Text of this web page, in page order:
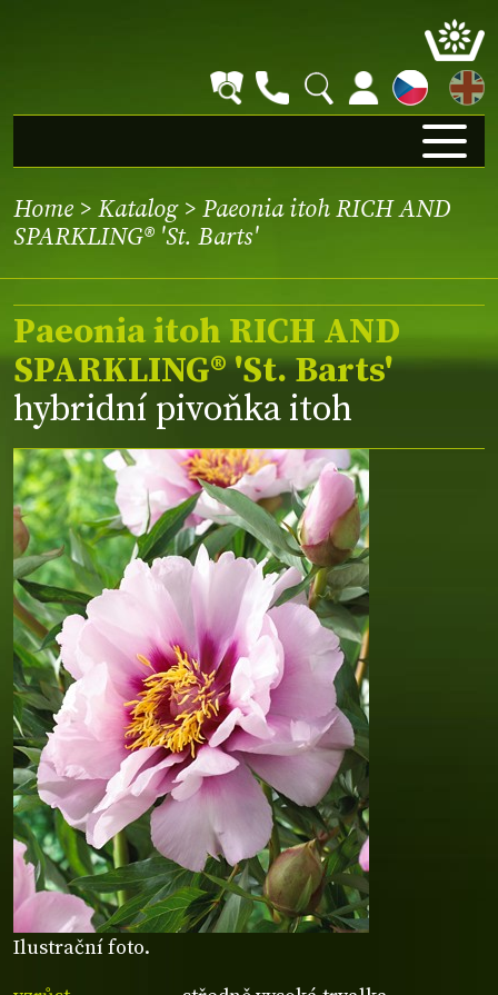
EN
Home > Katalog> Paeonia itoh RICH AND
SPARKLING® 'St. Barts'
Ilustrační foto.
Paeonia itoh RICH AND
SPARKLING® 'St. Barts'
hybridní pivoňka itoh